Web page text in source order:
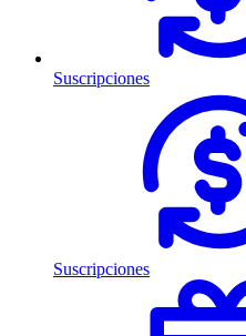
Suscripciones
Suscripciones